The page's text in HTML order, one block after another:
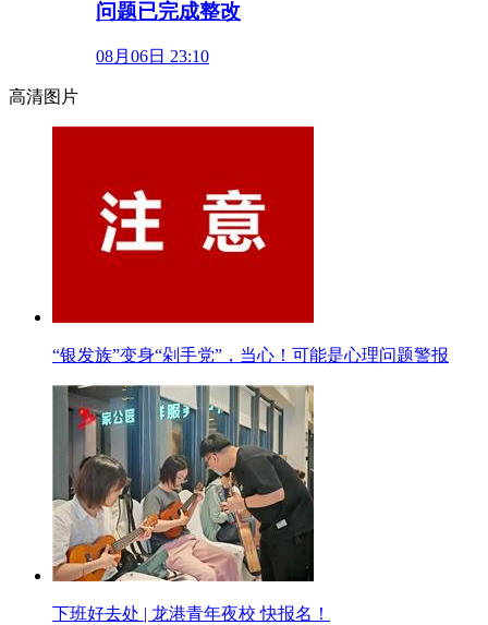
问题已完成整改
08月06日 23:10
高清图片
“银发族”变身“剁手党”，当心！可能是心理问题警报
下班好去处 | 龙港青年夜校 快报名！